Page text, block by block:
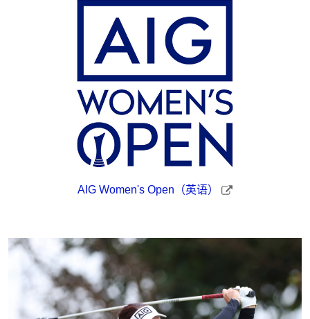
AIG Women's Open（英语）